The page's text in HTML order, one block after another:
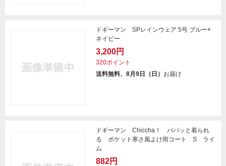
ドギーマン SPレインウェア 5号 ブルー×
ネイビー
3,200円
320ポイント
送料無料、8月9日（日） お届け
ドギーマン Chiccha！ パパッと着られ
る ポケット寒さ風よけ雨コート S ライ
ム
882円